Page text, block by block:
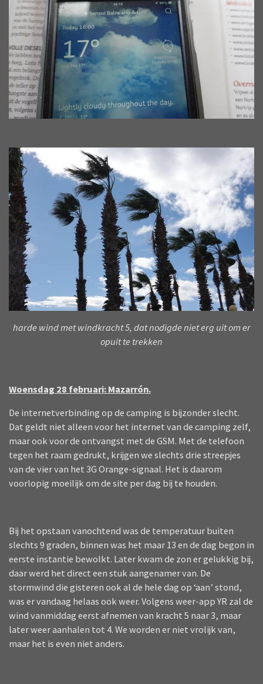
harde wind met windkracht 5, dat nodigde niet erg uit om er
opuit te trekken
Woensdag 28 februari: Mazarrón.
De internetverbinding op de camping is bijzonder slecht.
Dat geldt niet alleen voor het internet van de camping zelf,
maar ook voor de ontvangst met de GSM. Met de telefoon
tegen het raam gedrukt, krijgen we slechts drie streepjes
van de vier van het 3G Orange-signaal. Het is daarom
voorlopig moeilijk om de site per dag bij te houden.
Bij het opstaan vanochtend was de temperatuur buiten
slechts 9 graden, binnen was het maar 13 en de dag begon in
eerste instantie bewolkt. Later kwam de zon er gelukkig bij,
daar werd het direct een stuk aangenamer van. De
stormwind die gisteren ook al de hele dag op ‘aan’ stond,
was er vandaag helaas ook weer. Volgens weer-app YR zal de
wind vanmiddag eerst afnemen van kracht 5 naar 3, maar
later weer aanhalen tot 4. We worden er niet vrolijk van,
maar het is even niet anders.